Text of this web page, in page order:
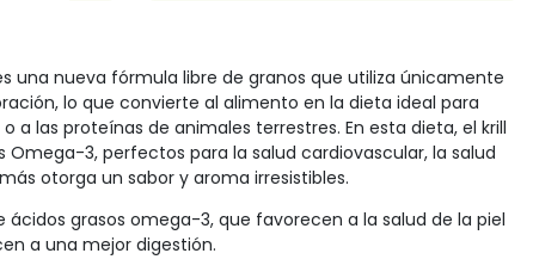
una nueva fórmula libre de granos que utiliza únicamente
lo que convierte al alimento en la dieta ideal para
a las proteínas de animales terrestres. En esta dieta, el krill
3, perfectos para la salud cardiovascular, la salud
otorga un sabor y aroma irresistibles.
ácidos grasos omega-3, que favorecen a la salud de la piel
a una mejor digestión.